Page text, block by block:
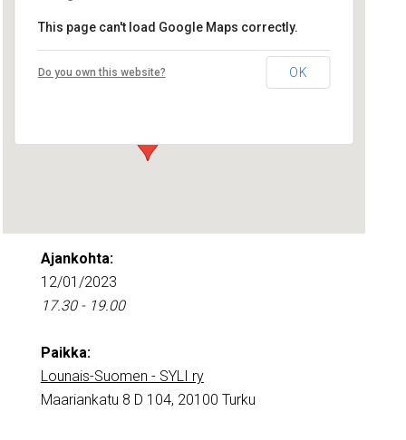
Lounais-Suomen – SYLI ry
Maariankatu 8 D 104 - Turku
This page can't load Google Maps correctly.
Do you own this website? OK
Ajankohta:
12/01/2023
17.30 - 19.00
Paikka:
Lounais-Suomen - SYLI ry
Maariankatu 8 D 104, 20100 Turku